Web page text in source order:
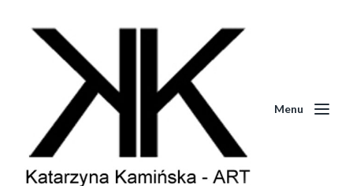
Menu